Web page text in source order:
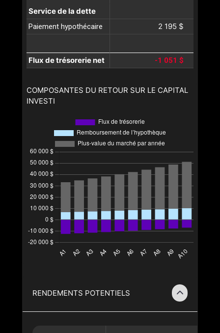
Service de la dette
Paiement hypothécaire 2 195 $
Flux de trésorerie net -1 051 $
COMPOSANTES DU RETOUR SUR LE CAPITAL
INVESTI
RENDEMENTS POTENTIELS